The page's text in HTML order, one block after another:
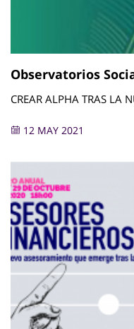
Observatorios
CREAR ALPHA TRAS LA
12 MAY 2021